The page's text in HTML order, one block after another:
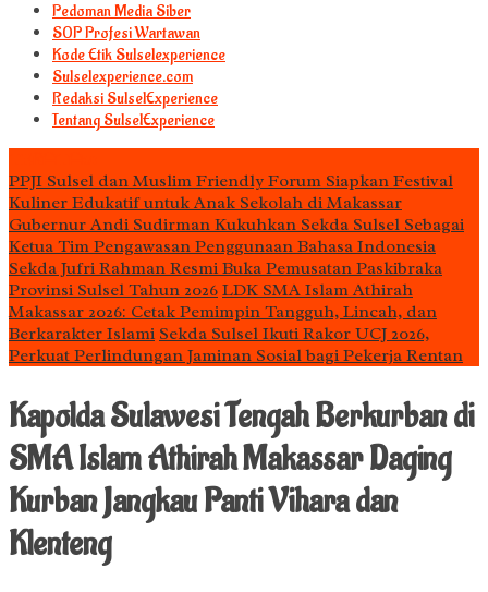
Pedoman Media Siber
S0P Profesi Wartawan
Kode Etik Sulselexperience
Sulselexperience.com
Redaksi SulselExperience
Tentang SulselExperience
PPJI Sulsel dan Muslim Friendly Forum Siapkan Festival
Kuliner Edukatif untuk Anak Sekolah di Makassar
Gubernur Andi Sudirman Kukuhkan Sekda Sulsel Sebagai
Ketua Tim Pengawasan Penggunaan Bahasa Indonesia
Sekda Jufri Rahman Resmi Buka Pemusatan Paskibraka
Provinsi Sulsel Tahun 2026 LDK SMA Islam Athirah
Makassar 2026: Cetak Pemimpin Tangguh, Lincah, dan
Berkarakter Islami Sekda Sulsel Ikuti Rakor UCJ 2026,
Perkuat Perlindungan Jaminan Sosial bagi Pekerja Rentan
Kapolda Sulawesi Tengah Berkurban di
SMA Islam Athirah Makassar Daging
Kurban Jangkau Panti Vihara dan
Klenteng